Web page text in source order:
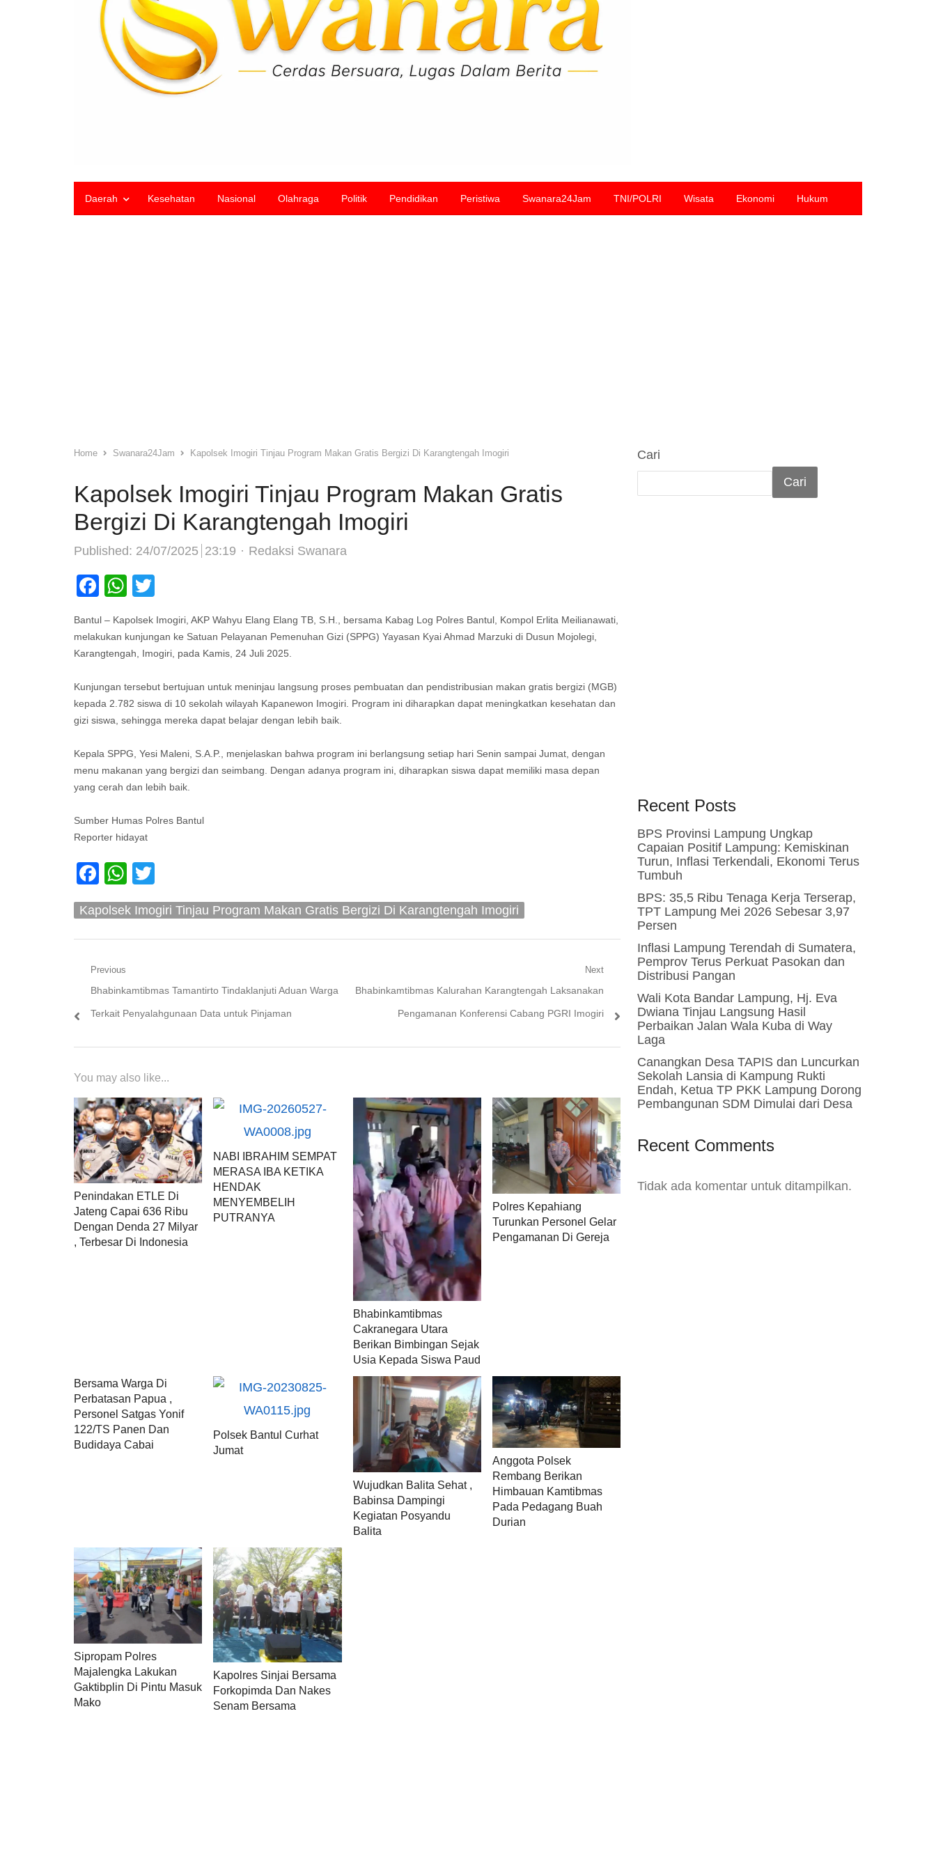
Daerah Kesehatan Nasional Olahraga Politik Pendidikan Peristiwa Swanara24Jam TNI/POLRI Wisata Ekonomi Hukum
Home Swanara24Jam Kapolsek Imogiri Tinjau Program Makan Gratis Bergizi Di Karangtengah Imogiri
Kapolsek Imogiri Tinjau Program Makan Gratis
Bergizi Di Karangtengah Imogiri
Published: 24/07/2025 23:19 Author
Redaksi Swanara
Facebook
WhatsApp
Bantul – Kapolsek Imogiri, AKP Wahyu Elang Elang TB, S.H., bersama Kabag Log Polres Bantul, Kompol Erlita Meilianawati,
melakukan kunjungan ke Satuan Pelayanan Pemenuhan Gizi (SPPG) Yayasan Kyai Ahmad Marzuki di Dusun Mojolegi,
Karangtengah, Imogiri, pada Kamis, 24 Juli 2025.
Kunjungan tersebut bertujuan untuk meninjau langsung proses pembuatan dan pendistribusian makan gratis bergizi (MGB)
kepada 2.782 siswa di 10 sekolah wilayah Kapanewon Imogiri. Program ini diharapkan dapat meningkatkan kesehatan dan
gizi siswa, sehingga mereka dapat belajar dengan lebih baik.
Kepala SPPG, Yesi Maleni, S.A.P., menjelaskan bahwa program ini berlangsung setiap hari Senin sampai Jumat, dengan
menu makanan yang bergizi dan seimbang. Dengan adanya program ini, diharapkan siswa dapat memiliki masa depan
yang cerah dan lebih baik.
Sumber Humas Polres Bantul
Reporter hidayat
Facebook
WhatsApp
Kapolsek Imogiri Tinjau Program Makan Gratis Bergizi Di Karangtengah Imogiri
Navigasi
pos
Previous
Previous
post:
Bhabinkamtibmas Tamantirto Tindaklanjuti Aduan Warga
Terkait Penyalahgunaan Data untuk Pinjaman
Next
Next
Bhabinkamtibmas Kalurahan Karangtengah Laksanakan
Pengamanan Konferensi Cabang PGRI Imogiri
You may also like...
Penindakan ETLE Di
Jateng Capai 636 Ribu
Dengan Denda 27 Milyar
, Terbesar Di Indonesia
NABI IBRAHIM SEMPAT
MERASA IBA KETIKA
HENDAK
MENYEMBELIH
PUTRANYA
Bhabinkamtibmas
Cakranegara Utara
Berikan Bimbingan Sejak
Usia Kepada Siswa Paud
Polres Kepahiang
Turunkan Personel Gelar
Pengamanan Di Gereja
Bersama Warga Di
Perbatasan Papua ,
Personel Satgas Yonif
122/TS Panen Dan
Budidaya Cabai
Polsek Bantul Curhat
Jumat
Wujudkan Balita Sehat ,
Babinsa Dampingi
Kegiatan Posyandu
Balita
Anggota Polsek
Rembang Berikan
Himbauan Kamtibmas
Pada Pedagang Buah
Durian
Sipropam Polres
Majalengka Lakukan
Gaktibplin Di Pintu Masuk
Mako
Kapolres Sinjai Bersama
Forkopimda Dan Nakes
Senam Bersama
Cari
Cari
Recent Posts
BPS Provinsi Lampung Ungkap
Capaian Positif Lampung: Kemiskinan
Turun, Inflasi Terkendali, Ekonomi Terus
Tumbuh
BPS: 35,5 Ribu Tenaga Kerja Terserap,
TPT Lampung Mei 2026 Sebesar 3,97
Persen
Inflasi Lampung Terendah di Sumatera,
Pemprov Terus Perkuat Pasokan dan
Distribusi Pangan
Wali Kota Bandar Lampung, Hj. Eva
Dwiana Tinjau Langsung Hasil
Perbaikan Jalan Wala Kuba di Way
Laga
Canangkan Desa TAPIS dan Luncurkan
Sekolah Lansia di Kampung Rukti
Endah, Ketua TP PKK Lampung Dorong
Pembangunan SDM Dimulai dari Desa
Recent Comments
Tidak ada komentar untuk ditampilkan.